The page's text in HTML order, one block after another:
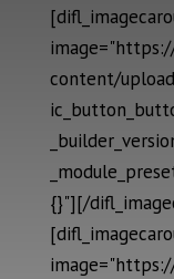
content/
{}"][/